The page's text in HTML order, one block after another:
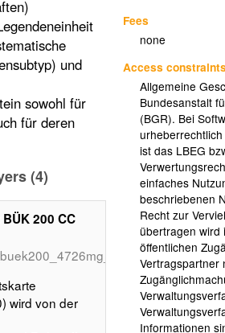
Fees
none
Access
Allgemeine
Bundesanstalt
(BGR). Bei
ist das LBEG
einfaches
beschriebenen
Recht zur
übertragen wird
öffentlichen
Vertragspartner
Informationen
und
sowohl für
für deren
(4)
200 CC
wird von der